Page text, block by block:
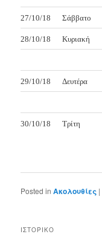
27/10/18 Σάββατο
28/10/18 Κυριακή
29/10/18 Δευτέρα
30/10/18 Τρίτη
Posted in Ακολουθίες |
ΙΣΤΟΡΙΚΌ